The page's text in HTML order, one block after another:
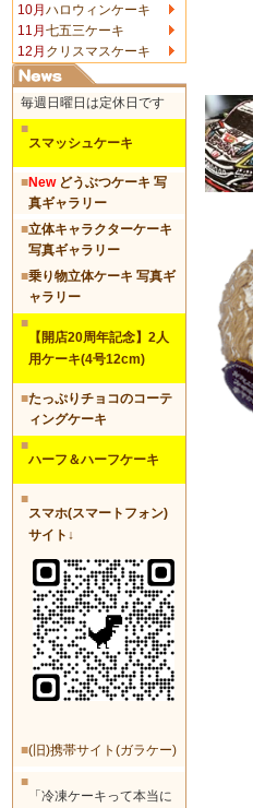
10月 ハロウィンケーキ
11月 七五三ケーキ
12月 クリスマスケーキ
毎週日曜日は定休日です
■
スマッシュケーキ
■Newどうぶつケーキ 写
真ギャラリー
■立体キャラクターケーキ
写真ギャラリー
■乗り物立体ケーキ 写真ギ
ャラリー
■
【開店20周年記念】2人
用ケーキ(4号12cm)
■たっぷりチョコのコーテ
ィングケーキ
■
ハーフ＆ハーフケーキ
■
スマホ(スマートフォン)
サイト↓
■(旧)携帯サイト(ガラケー)
■
「冷凍ケーキって本当に